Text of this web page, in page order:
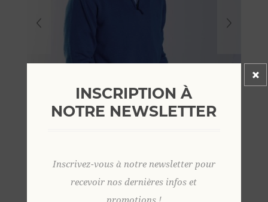
INSCRIPTION À
NOTRE NEWSLETTER
Inscrivez-vous à notre newsletter pour
recevoir nos dernières infos et